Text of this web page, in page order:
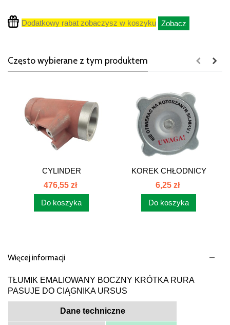
Dodatkowy rabat zobaczysz w koszyku Zobacz
Często wybierane z tym produktem
CYLINDER
PODNOŚNIKA C385.
80400012
476,55 zł
Do koszyka
KOREK CHŁODNICY
WODY...
6,25 zł
Do koszyka
Więcej informacji
TŁUMIK EMALIOWANY BOCZNY KRÓTKA RURA
PASUJE DO CIĄGNIKA URSUS
Dane techniczne